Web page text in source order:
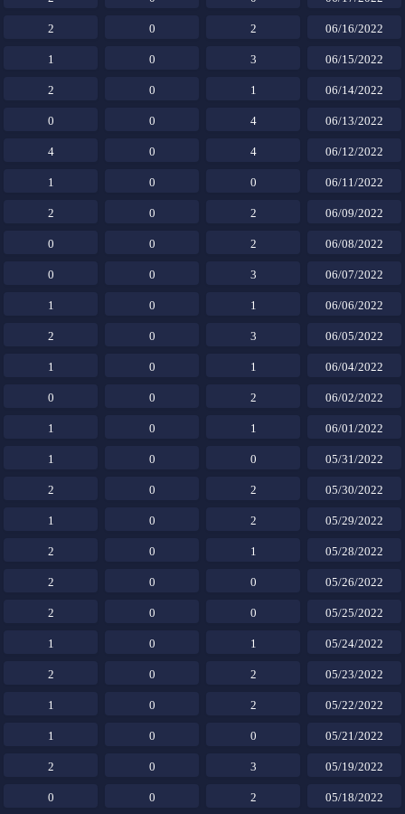
06/16/2022
2
0
2
06/15/2022
3
0
1
06/14/2022
1
0
2
06/13/2022
4
0
0
06/12/2022
4
0
4
06/11/2022
0
0
1
06/09/2022
2
0
2
06/08/2022
2
0
0
06/07/2022
3
0
0
06/06/2022
1
0
1
06/05/2022
3
0
2
06/04/2022
1
0
1
06/02/2022
2
0
0
06/01/2022
1
0
1
05/31/2022
0
0
1
05/30/2022
2
0
2
05/29/2022
2
0
1
05/28/2022
1
0
2
05/26/2022
0
0
2
05/25/2022
0
0
2
05/24/2022
1
0
1
05/23/2022
2
0
2
05/22/2022
2
0
1
05/21/2022
0
0
1
05/19/2022
3
0
2
05/18/2022
2
0
0